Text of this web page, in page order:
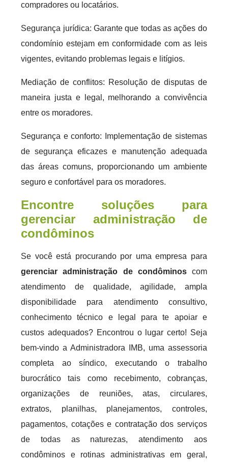
compradores ou locatários.
Segurança jurídica: Garante que todas as ações do
condomínio estejam em conformidade com as leis
vigentes, evitando problemas legais e litígios.
Mediação de conflitos: Resolução de disputas de
maneira justa e legal, melhorando a convivência
entre os moradores.
Segurança e conforto: Implementação de sistemas
de segurança eficazes e manutenção adequada
das áreas comuns, proporcionando um ambiente
seguro e confortável para os moradores.
Encontre soluções para
gerenciar administração de
condôminos
Se você está procurando por uma empresa para
gerenciar administração de condôminos com
atendimento de qualidade, agilidade, ampla
disponibilidade para atendimento consultivo,
conhecimento técnico e legal para te apoiar e
custos adequados? Encontrou o lugar certo! Seja
bem-vindo a Administradora IMB, uma assessoria
completa ao síndico, executando o trabalho
burocrático tais como recebimento, cobranças,
organizações de reuniões, atas, circulares,
extratos, planilhas, planejamentos, controles,
pagamentos, cotações e contratação dos serviços
de todas as naturezas, atendimento aos
condôminos e rotinas administrativas em geral,